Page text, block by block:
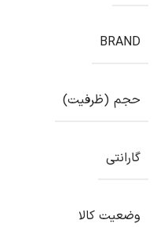
BRAND
حجم (ظرفیت)
گارانتی
وضعیت کالا